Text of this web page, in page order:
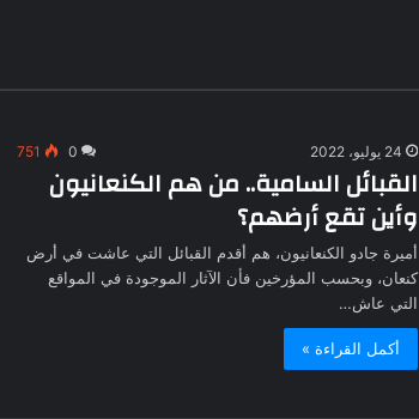
24 يوليو، 2022 0
751
القبائل السامية.. من هم الكنعانيون
وأين تقع أرضهم؟
أميرة جادو الكنعانيون، هم أقدم القبائل التي عاشت في أرض
كنعان، وبحسب المؤرخين فأن الآثار الموجودة في المواقع
التي عاش…
أكمل القراءة »